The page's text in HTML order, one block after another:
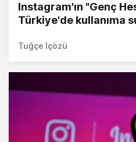
Instagram'ın "Genç
Türkiye'de kullanıma
Tuğçe İçözü